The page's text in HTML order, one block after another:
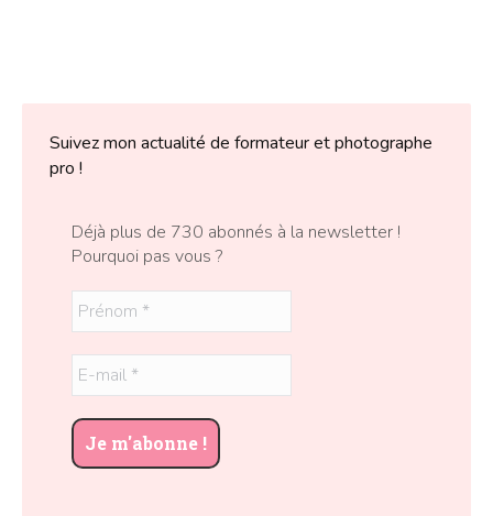
Suivez mon actualité de formateur et photographe
pro !
Déjà plus de 730 abonnés à la newsletter !
Pourquoi pas vous ?